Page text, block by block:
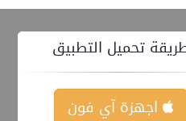
تحميل التطبيق
اجهزة آي فون